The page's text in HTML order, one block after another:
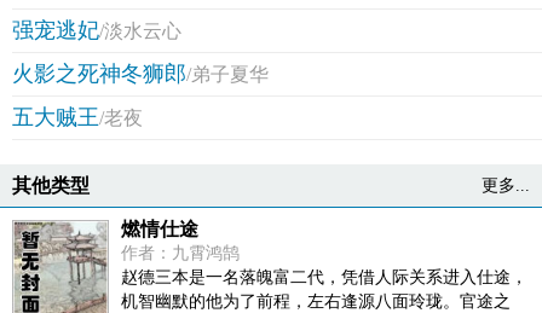
强宠逃妃/淡水云心
火影之死神冬狮郎/弟子夏华
五大贼王/老夜
其他类型 更多...
燃情仕途
作者：九霄鸿鹄
赵德三本是一名落魄富二代，凭借人际关系进入仕途，
机智幽默的他为了前程，左右逢源八面玲珑。官途之